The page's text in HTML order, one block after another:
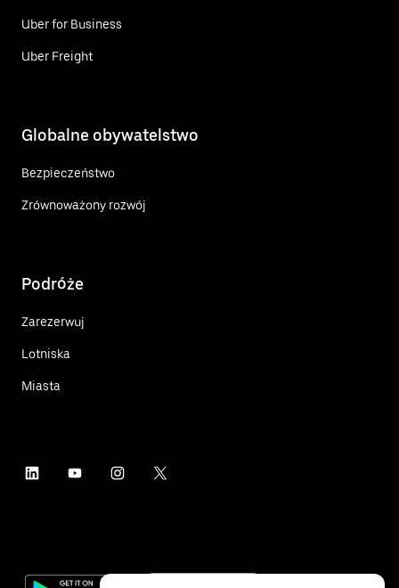
Uber for Business
Uber Freight
Globalne obywatelstwo
Bezpieczeństwo
Zrównoważony rozwój
Podróże
Zarezerwuj
Lotniska
Miasta